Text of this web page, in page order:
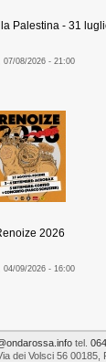
Palestina - 31
07/08/2026 - 21:00
2026
04/09/2026 - 16:00
tel.
dei Volsci 56 00185